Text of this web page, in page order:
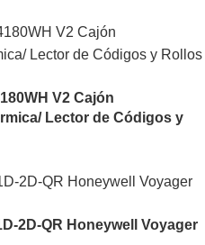
V2 Cajón
Lector de Códigos y
2D-QR Honeywell Voyager